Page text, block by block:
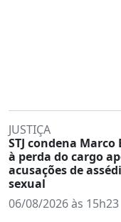
JUSTIÇA
STJ condena Marco
à perda do cargo
acusações de
sexual
06/08/2026 às 15h23